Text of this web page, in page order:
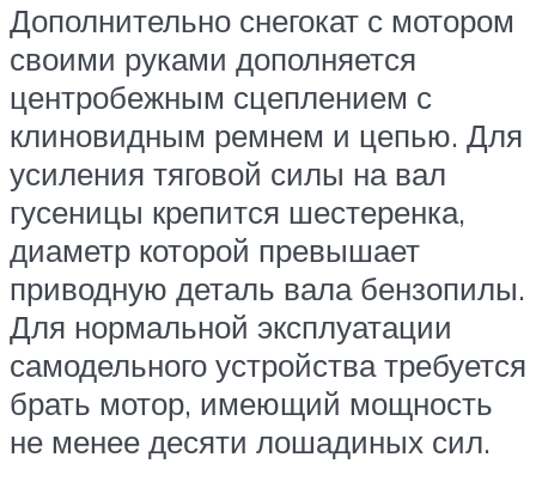
Дополнительно снегокат с мотором
своими руками дополняется
центробежным сцеплением с
клиновидным ремнем и цепью. Для
усиления тяговой силы на вал
гусеницы крепится шестеренка,
диаметр которой превышает
приводную деталь вала бензопилы.
Для нормальной эксплуатации
самодельного устройства требуется
брать мотор, имеющий мощность
не менее десяти лошадиных сил.